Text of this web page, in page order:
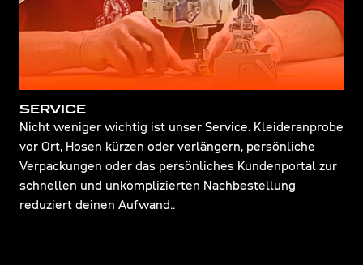
SERVICE
Nicht weniger wichtig ist unser Service. Kleideranprobe
vor Ort, Hosen kürzen oder verlängern, persönliche
Verpackungen oder das persönliches Kundenportal zur
schnellen und unkomplizierten Nachbestellung
reduziert deinen Aufwand..